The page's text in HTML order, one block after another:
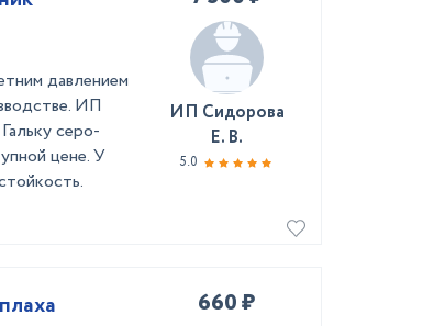
давлением
ИП
серо-
цене. У
ИП Сидорова
Е. В.
5.0
660 ₽